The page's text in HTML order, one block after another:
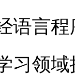
语言程
习领